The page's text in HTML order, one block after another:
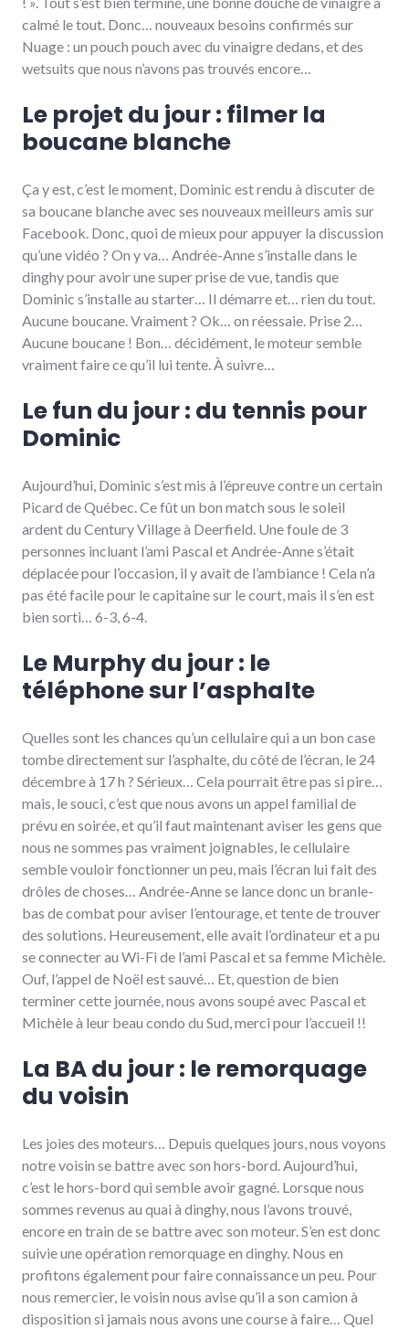
calmé le tout. Donc… nouveaux besoins confirmés sur
Nuage : un pouch pouch avec du vinaigre dedans, et des
wetsuits que nous n’avons pas trouvés encore…
Le projet du jour : filmer la
boucane blanche
Ça y est, c’est le moment, Dominic est rendu à discuter de
sa boucane blanche avec ses nouveaux meilleurs amis sur
Facebook. Donc, quoi de mieux pour appuyer la discussion
qu’une vidéo ? On y va… Andrée-Anne s’installe dans le
dinghy pour avoir une super prise de vue, tandis que
Dominic s’installe au starter… Il démarre et… rien du tout.
Aucune boucane. Vraiment ? Ok… on réessaie. Prise 2…
Aucune boucane ! Bon… décidément, le moteur semble
vraiment faire ce qu’il lui tente. À suivre…
Le fun du jour : du tennis pour
Dominic
Aujourd’hui, Dominic s’est mis à l’épreuve contre un certain
Picard de Québec. Ce fût un bon match sous le soleil
ardent du Century Village à Deerfield. Une foule de 3
personnes incluant l’ami Pascal et Andrée-Anne s’était
déplacée pour l’occasion, il y avait de l’ambiance ! Cela n’a
pas été facile pour le capitaine sur le court, mais il s’en est
bien sorti… 6-3, 6-4.
Le Murphy du jour : le
téléphone sur l’asphalte
Quelles sont les chances qu’un cellulaire qui a un bon case
tombe directement sur l’asphalte, du côté de l’écran, le 24
décembre à 17 h ? Sérieux… Cela pourrait être pas si pire…
mais, le souci, c’est que nous avons un appel familial de
prévu en soirée, et qu’il faut maintenant aviser les gens que
nous ne sommes pas vraiment joignables, le cellulaire
semble vouloir fonctionner un peu, mais l’écran lui fait des
drôles de choses… Andrée-Anne se lance donc un branle-
bas de combat pour aviser l’entourage, et tente de trouver
des solutions. Heureusement, elle avait l’ordinateur et a pu
se connecter au Wi-Fi de l’ami Pascal et sa femme Michèle.
Ouf, l’appel de Noël est sauvé… Et, question de bien
terminer cette journée, nous avons soupé avec Pascal et
Michèle à leur beau condo du Sud, merci pour l’accueil !!
La BA du jour : le remorquage
du voisin
Les joies des moteurs… Depuis quelques jours, nous voyons
notre voisin se battre avec son hors-bord. Aujourd’hui,
c’est le hors-bord qui semble avoir gagné. Lorsque nous
sommes revenus au quai à dinghy, nous l’avons trouvé,
encore en train de se battre avec son moteur. S’en est donc
suivie une opération remorquage en dinghy. Nous en
profitons également pour faire connaissance un peu. Pour
nous remercier, le voisin nous avise qu’il a son camion à
disposition si jamais nous avons une course à faire… Quel